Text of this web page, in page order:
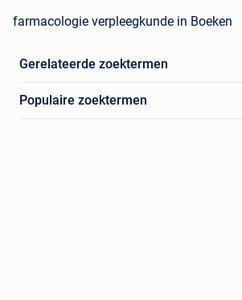
farmacologie verpleegkunde in Boeken
Gerelateerde zoektermen
Populaire zoektermen